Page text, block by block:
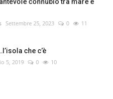
Settembre 25, 2023 0 11
che c’è
5, 2019 0 10